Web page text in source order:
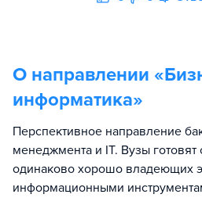
О направлении «
информатика»
Перспективное направление
менеджмента и IT. Вузы готовят
одинаково хорошо владеющих
информационными